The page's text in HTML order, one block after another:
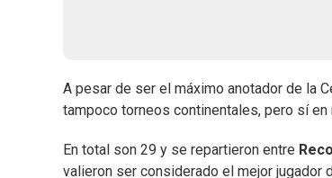
A pesar de ser el máximo anotador de la
tampoco torneos continentales, pero sí
En total son 29 y se repartieron entre
valieron ser considerado el mejor jugador